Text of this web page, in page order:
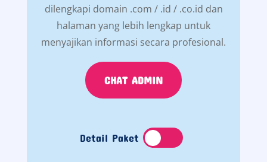
dilengkapi domain .com / .id / .co.id dan
halaman yang lebih lengkap untuk
menyajikan informasi secara profesional.
CHAT ADMIN
Detail Paket